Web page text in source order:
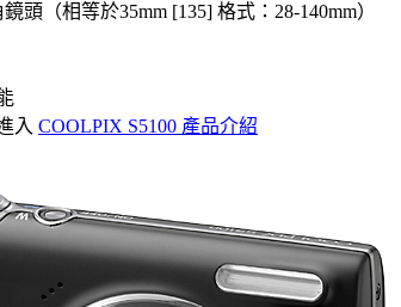
頭（相等於35mm [135] 格式：28-140mm）
入 COOLPIX S5100 產品介紹